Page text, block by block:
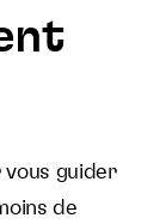
vous guider
de